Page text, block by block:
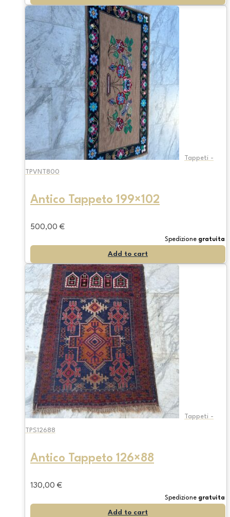
Tappeti -
TPVNT800
Antico Tappeto 199×102
500,00 €
Spedizione gratuita
Add to cart
Tappeti -
TPS12688
Antico Tappeto 126×88
130,00 €
Spedizione gratuita
Add to cart